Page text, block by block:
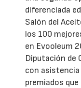
diferenciada
Salón del
los 100
en Evooleum
Diputación de
con
premiados